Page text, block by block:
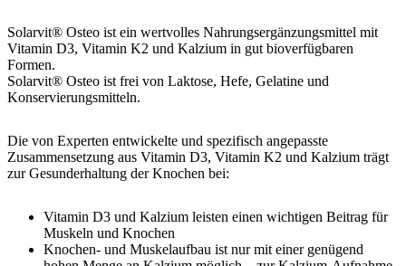
Solarvit® Osteo ist ein wertvolles Nahrungsergänzungsmittel mit
Vitamin D3, Vitamin K2 und Kalzium in gut bioverfügbaren
Formen.
Solarvit® Osteo ist frei von Laktose, Hefe, Gelatine und
Konservierungsmitteln.
Die von Experten entwickelte und spezifisch angepasste
Zusammensetzung aus Vitamin D3, Vitamin K2 und Kalzium trägt
zur Gesunderhaltung der Knochen bei:
Vitamin D3 und Kalzium leisten einen wichtigen Beitrag für
Muskeln und Knochen
Knochen- und Muskelaufbau ist nur mit einer genügend